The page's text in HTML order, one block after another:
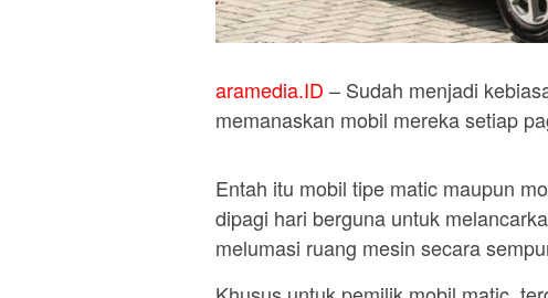
aramedia.ID – Sudah menjadi
memanaskan mobil mereka setiap
Entah itu mobil tipe matic maupun
dipagi hari berguna untuk
melumasi ruang mesin secara